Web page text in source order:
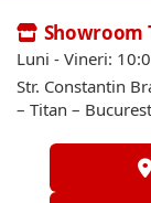
Showroom
Luni - Vineri:
Str. Constantin
– Titan –